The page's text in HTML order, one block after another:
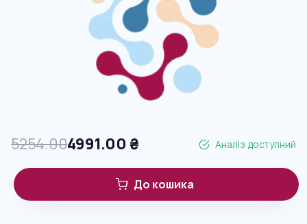
5254.004991.00 ₴ Аналіз доступний
До кошика